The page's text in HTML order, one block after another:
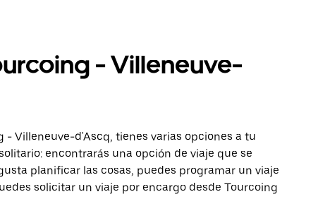
- Villeneuve-
Villeneuve-d'Ascq, tienes varias opciones a tu
encontrarás una opción de viaje que se
planificar las cosas, puedes programar un viaje
solicitar un viaje por encargo desde Tourcoing